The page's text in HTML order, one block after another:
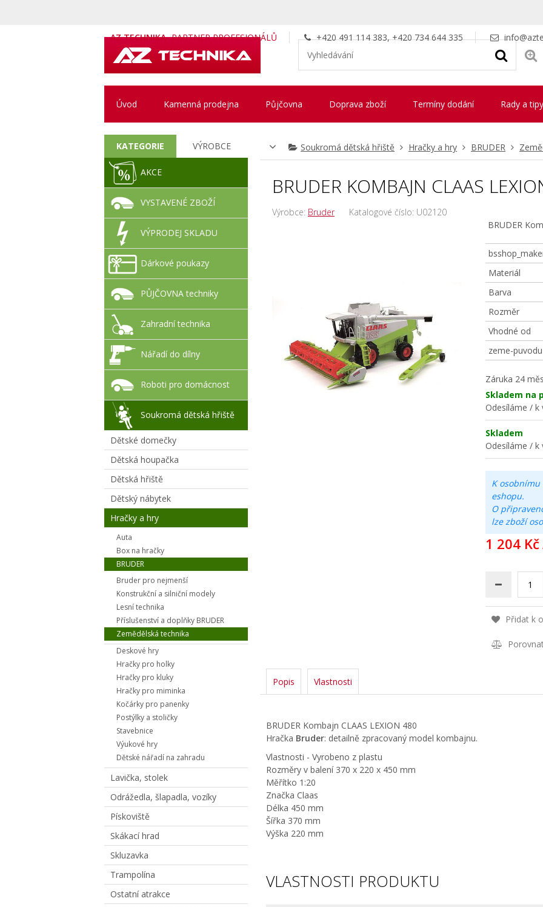
AZ TECHNIKA PARTNER PROFESIONÁLŮ +420 491 114 383, +420 734 644 335
Úvod Kamenná prodejna Půjčovna Doprava zboží Termíny dodání Rady a tipy
Soukromá dětská hřiště Hračky a hry BRUDER
BRUDER KOMBAJN CLAAS
Výrobce: Bruder Katalogové číslo: U02120
BRUDER
Materiál
Barva
Rozměr
Vhodné od
zeme-puvodu
Záruka 24
Skladem na
Odesíláme / k
Skladem
Odesíláme / k
K
eshopu.
O
lze zboží
1 204 Kč
Přidat k
Popis Vlastnosti
BRUDER Kombajn CLAAS LEXION 480
Hračka Bruder: detailně zpracovaný model kombajnu.
Vlastnosti - Vyrobeno z plastu
Rozměry v balení 370 x 220 x 450 mm
Měřítko 1:20
Značka Claas
Délka 450 mm
Šířka 370 mm
Výška 220 mm
VLASTNOSTI PRODUKTU
KATEGORIE VÝROBCE
AKCE
VYSTAVENÉ ZBOŽÍ
VÝPRODEJ SKLADU
Dárkové poukazy
PŮJČOVNA techniky
Zahradní technika
Nářadí do dílny
Roboti pro domácnost
Soukromá dětská hřiště
Dětské domečky
Dětská houpačka
Dětská hřiště
Dětský nábytek
Hračky a hry
Auta
Box na hračky
BRUDER
Bruder pro nejmenší
Konstrukční a silniční modely
Lesní technika
Příslušenství a doplňky BRUDER
Zemědělská technika
Deskové hry
Hračky pro holky
Hračky pro kluky
Hračky pro miminka
Kočárky pro panenky
Postýlky a stoličky
Stavebnice
Výukové hry
Dětské nářadí na zahradu
Lavička, stolek
Odrážedla, šlapadla, vozíky
Pískoviště
Skákací hrad
Skluzavka
Trampolína
Ostatní atrakce